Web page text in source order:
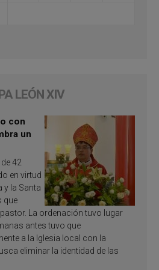
LEÓN XIV
con
un
42
en virtud
y la Santa
que
pastor. La ordenación tuvo lugar
antes tuvo que
a la Iglesia local con la
eliminar la identidad de las